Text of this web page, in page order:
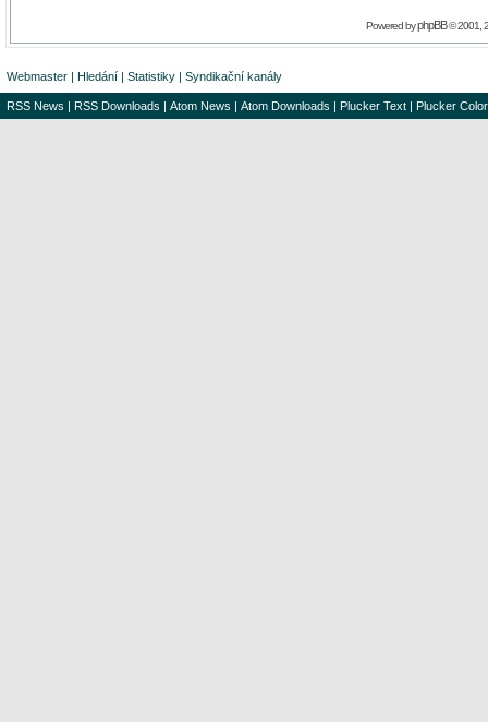
Powered byphpBB© 2001,
Webmaster | Hledání | Statistiky | Syndikační kanály
RSS News | RSS Downloads | Atom News | Atom Downloads | Plucker Text | Plucker Color